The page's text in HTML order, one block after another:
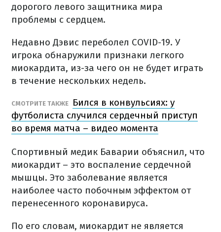
дорогого левого защитника мира
проблемы с сердцем.
Недавно Дэвис переболел COVID-19. У
игрока обнаружили признаки легкого
миокардита, из-за чего он не будет играть
в течение нескольких недель.
СМОТРИТЕ ТАКЖЕ
Бился в конвульсиях: у
футболиста случился сердечный приступ
во время матча – видео момента
Спортивный медик Баварии объяснил, что
миокардит – это воспаление сердечной
мышцы. Это заболевание является
наиболее часто побочным эффектом от
перенесенного коронавируса.
По его словам, миокардит не является